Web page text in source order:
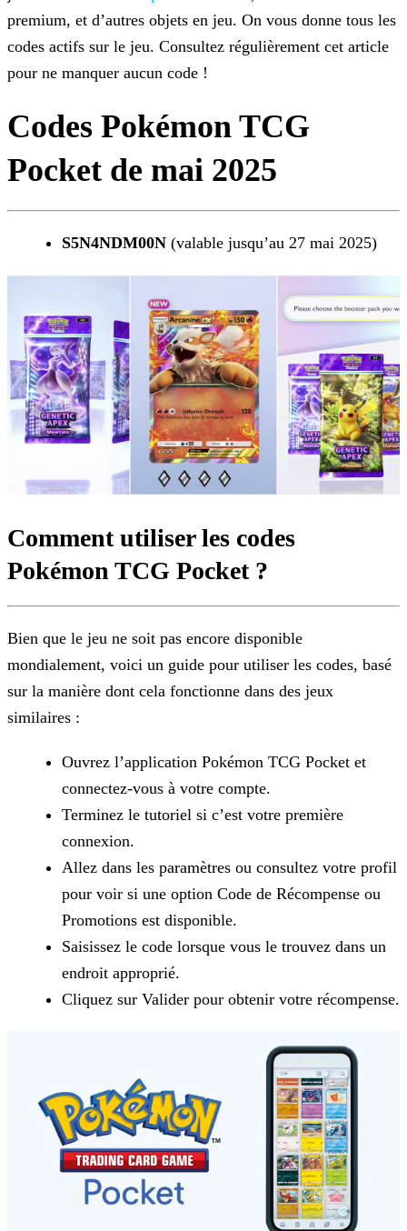
premium, et d’autres objets en jeu. On vous donne tous les
codes actifs sur le jeu. Consultez régulièrement cet article
pour ne manquer aucun code !
Codes Pokémon TCG
Pocket de mai 2025
S5N4NDM00N (valable jusqu’au 27 mai 2025)
Comment utiliser les codes
Pokémon TCG Pocket ?
Bien que le jeu ne soit pas encore disponible
mondialement, voici un guide pour utiliser les codes, basé
sur la manière dont cela fonctionne dans des jeux
similaires :
Ouvrez l’application Pokémon TCG Pocket et
connectez-vous à votre compte.
Terminez le tutoriel si c’est votre première
connexion.
Allez dans les paramètres ou consultez votre profil
pour voir si une option Code de Récompense ou
Promotions est disponible.
Saisissez le code lorsque vous le trouvez dans un
endroit approprié.
Cliquez sur Valider pour obtenir votre récompense.